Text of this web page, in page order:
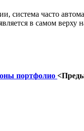
система часто
в самом верху
портфолио